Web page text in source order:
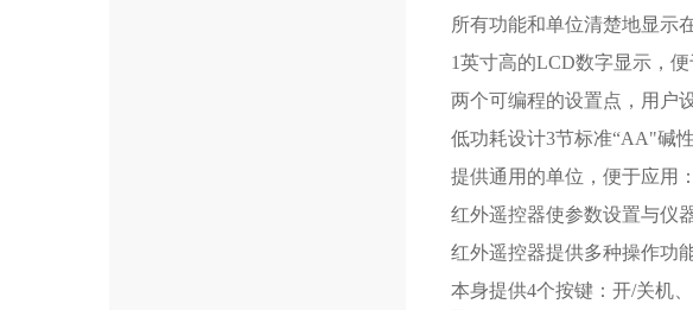
所有功能和单位清楚地显示
1英寸高的LCD数字显示，便
两个可编程的设置点，用户
低功耗设计3节标准“AA"碱
提供通用的单位，便于应用
红外遥控器使参数设置与仪
红外遥控器提供多种操作功
本身提供4个按键：开/关机